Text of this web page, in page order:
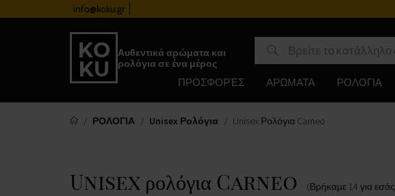
info@koku.gr
Αυθεντικά αρώματα και
ρολόγια σε ένα μέρος
ΠΡΟΣΦΟΡΈΣ ΑΡΩΜΑΤΑ ΡΟΛΟΓΙΑ
ΡΟΛΟΓΙΑ Unisex Ρολόγια Unisex Ρολόγια Carneo
Unisex ρολόγια Carneo (Βρήκαμε 14 για εσάς